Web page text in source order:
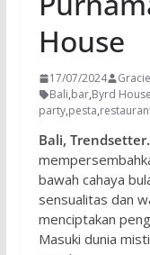
House
17/07/2024
Bali,bar,Byrd House
party,pesta,
Bali,
bawah cahaya
sensualitas dan
menciptakan
Masuki dunia